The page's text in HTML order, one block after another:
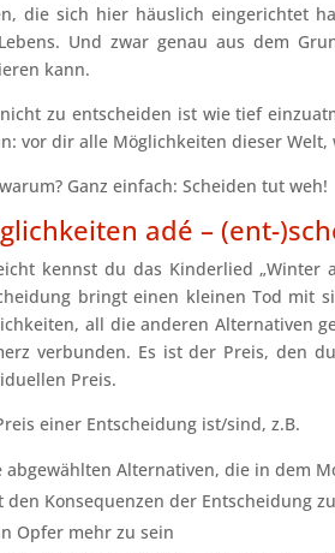
die sich hier häuslich eingerichtet
Und zwar genau aus dem
kann.
zu entscheiden ist wie tief
vor dir alle Möglichkeiten dieser
Ganz einfach: Scheiden tut weh!
adé – (ent-
kennst du das Kinderlied „Winter
bringt einen kleinen Tod mit
all die anderen Alternativen
verbunden. Es ist der Preis, den
Preis.
einer Entscheidung ist/sind, z.B.
abgewählten Alternativen, die in dem
den Konsequenzen der Entscheidung
Opfer mehr zu sein